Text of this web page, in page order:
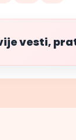
vesti,